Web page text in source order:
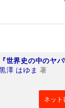
『世界史の中のヤバ
澤 はゆま 著
ネット